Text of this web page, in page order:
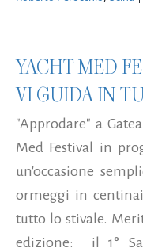
YACHT MED
VI GUIDA IN
"Approdare" a
Med Festival in
un'occasione
ormeggi in
tutto lo stivale.
edizione: il 1°